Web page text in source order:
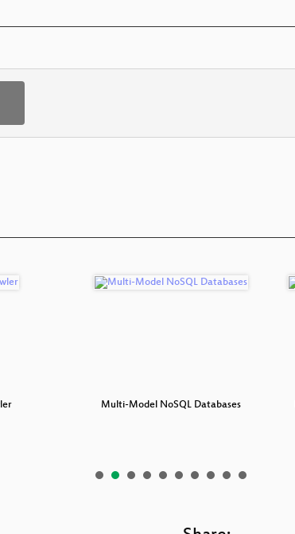
Multi-Model NoSQL Databases